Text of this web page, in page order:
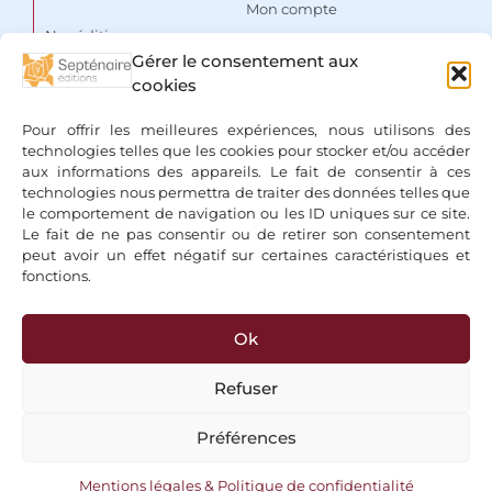
Gérer le consentement aux
cookies
Pour offrir les meilleures expériences, nous utilisons des
technologies telles que les cookies pour stocker et/ou accéder
aux informations des appareils. Le fait de consentir à ces
technologies nous permettra de traiter des données telles que
le comportement de navigation ou les ID uniques sur ce site.
Le fait de ne pas consentir ou de retirer son consentement
peut avoir un effet négatif sur certaines caractéristiques et
fonctions.
Ok
Refuser
Préférences
Mentions légales & Politique de confidentialité
inconnu, de 1599.
Triade singulière : L’anonyme
manuscrit de la Clef des Douze Clefs,
simultanément en deux langues – en
Français et en Allemand face à face,
uni à l’édition originale des Douze
Clefs avec toutes ses planches, et à
l’Énigme de la Pierre, de 1599. Ce
volume remarquable est complété
notes approfondies, pour tous les
intéressés de l’antique tradition
Nos éditions
Auteurs
Espace libraires
Nous contacter
Mon compte
Conditions Générales de
Vente
Mentions légales & Politique
de confidentialité
+ Bancontact, Klarna, Paypal
Copyright 2026 © Editions du Septénaire, tous droits réservés